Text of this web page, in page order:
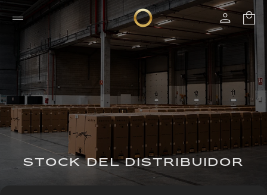
STOCK DEL DISTRIBUIDOR